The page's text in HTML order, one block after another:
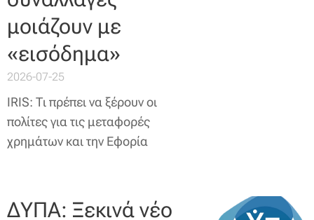
μοιάζουν με
«εισόδημα»
2026-07-25
IRIS: Τι πρέπει να ξέρουν οι
πολίτες για τις μεταφορές
χρημάτων και την Εφορία
ΔΥΠΑ: Ξεκινά νέο